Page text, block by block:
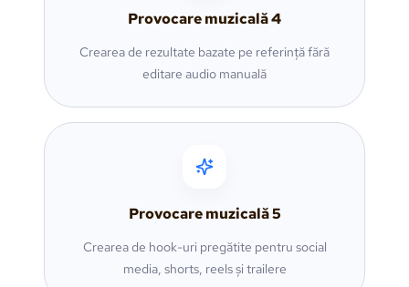
Provocare muzicală4
Crearea de rezultate bazate pe referință fără
editare audio manuală
Provocare muzicală5
Crearea de hook-uri pregătite pentru social
media, shorts, reels și trailere